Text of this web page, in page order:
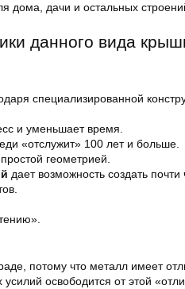
дома, дачи и остальных
данного вида
специализированной
и уменьшает время.
«отслужит» 100 лет и больше.
геометрией.
дает возможность создать
потому что металл имеет
освободится от этой